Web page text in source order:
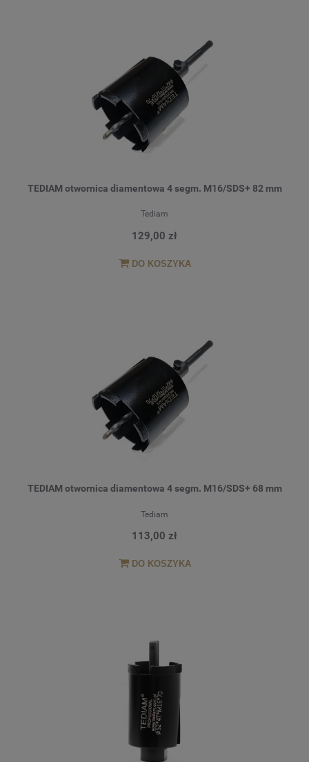
TEDIAM otwornica diamentowa 4 segm. M16/SDS+ 82 mm
Tediam
129,00 zł
DO KOSZYKA
TEDIAM otwornica diamentowa 4 segm. M16/SDS+ 68 mm
Tediam
113,00 zł
DO KOSZYKA